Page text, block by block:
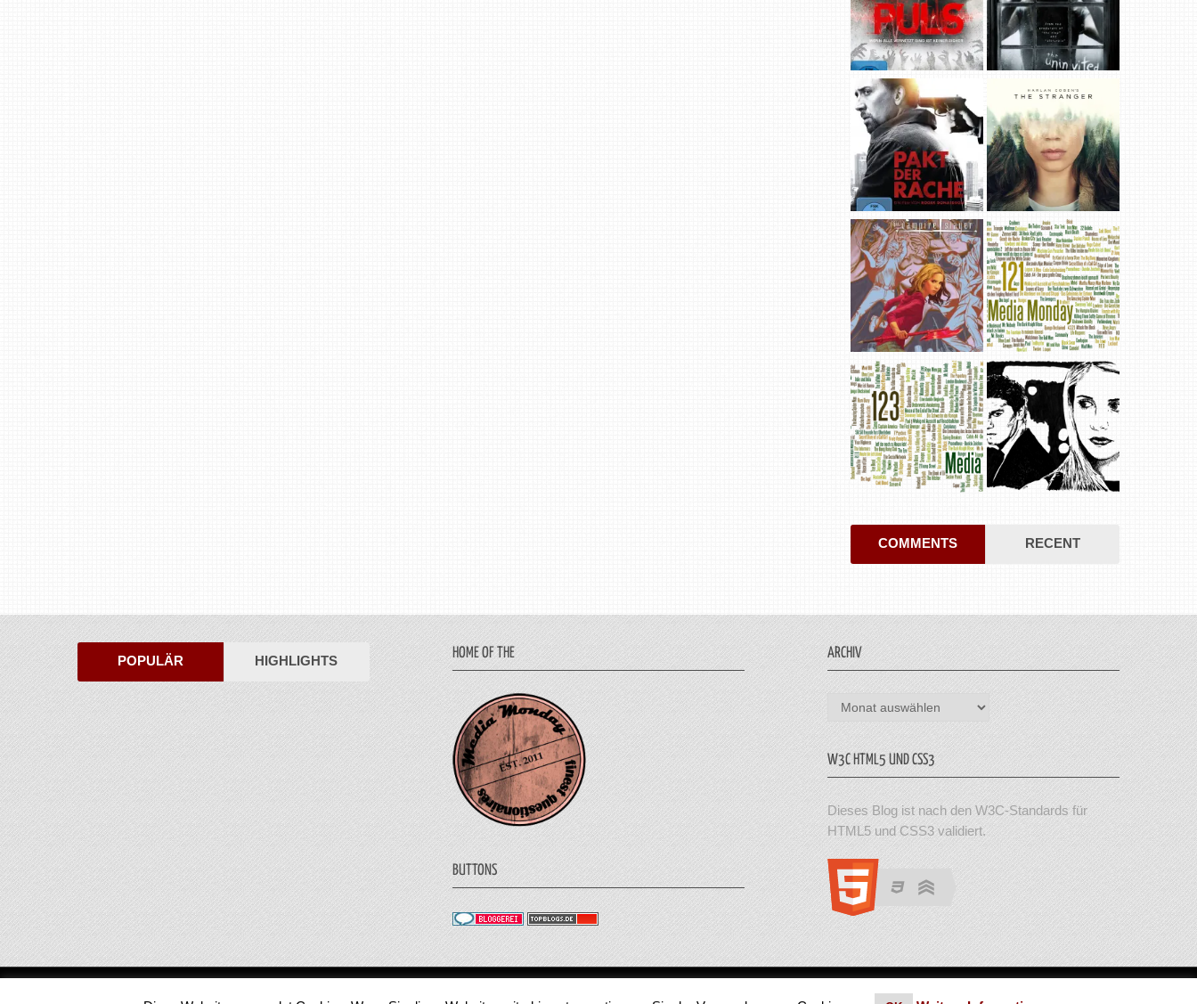
COMMENTS RECENT
POPULÄR HIGHLIGHTS HOME OF THE
BUTTONS
ARCHIV
Archiv
W3C HTML5 UND CSS3
Dieses Blog ist nach den W3C-Standards für
HTML5 und CSS3 validiert.
Medienjournal Copyright © 2026. © 2011 - 2018 Medienjournal. Alle Rechte vorbehalten. Theme von MyThemeShop. Impressum